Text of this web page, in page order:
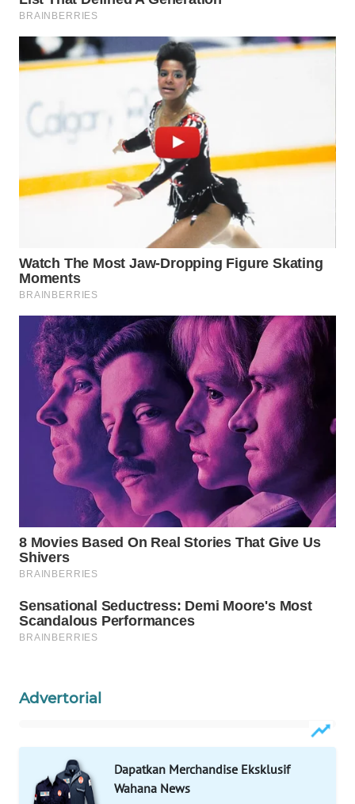
Advertorial
Dapatkan Merchandise Eksklusif
Wahana News
WAHANA
TRAVEL
ID
WAHANANEWS
NET
WAHANA
SPORT
WAHANA
UMKM
WAHANA
SELEB
WAHANA
OTOMOTIF
WAHANA
HEALTH
DESA
WAHANA